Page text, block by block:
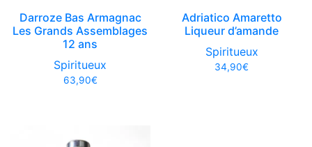
Darroze Bas Armagnac
Les Grands Assemblages
12 ans
Spiritueux
63,90€
Adriatico Amaretto
Liqueur d’amande
Spiritueux
34,90€